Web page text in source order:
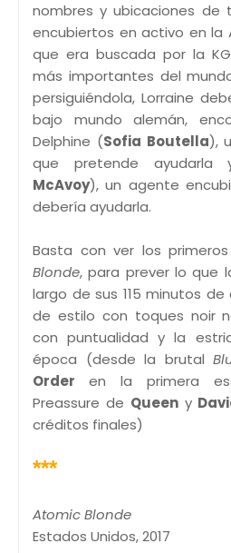
nombres y ubicaciones de
encubiertos en activo en la
que era buscada por la
más importantes del
persiguiéndola, Lorraine
bajo mundo alemán,
Delphine (Sofia Boutella),
que pretende ayudarla
McAvoy), un agente
debería ayudarla.
Basta con ver los
Blonde, para prever lo que
largo de sus 115 minutos de
de estilo con toques noir
con puntualidad y la
época (desde la brutal
Order en la primera
Preassure de Queeny
créditos finales)
***
Atomic Blonde
Estados Unidos, 2017